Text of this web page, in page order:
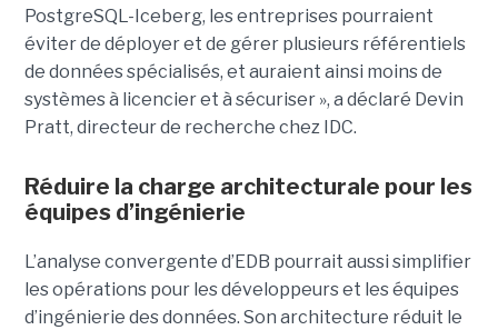
PostgreSQL-Iceberg, les entreprises pourraient
éviter de déployer et de gérer plusieurs référentiels
de données spécialisés, et auraient ainsi moins de
systèmes à licencier et à sécuriser », a déclaré Devin
Pratt, directeur de recherche chez IDC.
Réduire la charge architecturale pour les
équipes d’ingénierie
L’analyse convergente d’EDB pourrait aussi simplifier
les opérations pour les développeurs et les équipes
d’ingénierie des données. Son architecture réduit le